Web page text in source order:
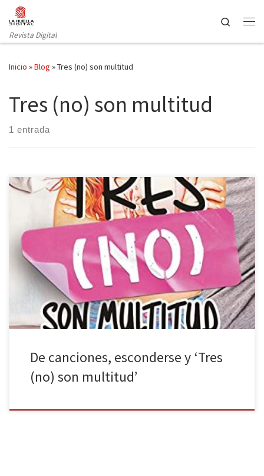
Saltar al contenido
Revista Digital
Search
Inicio »Blog »Tres (no) son multitud
Tres (no) son multitud
1 entrada
Tres (no) son multitud es el título del spin-off de Cómo (no)
enamorarse de Myriam M. Lejardi publicado por Elastic Books. No
encajar en la amatonorma, monógama o alosexualidad hace
plantearse las relaciones afectivo-sexuales de un modo diferente.
Esto es así porque, por regla general, no se da demasiada
visibilización […]
De canciones, esconderse y ‘Tres
(no) son multitud’